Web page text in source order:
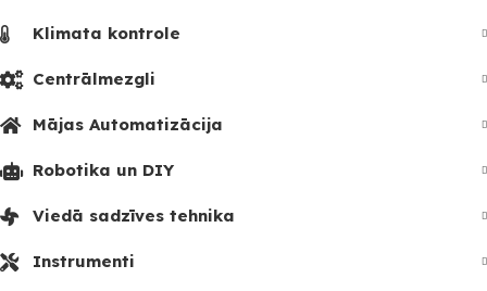
Klimata kontrole
Centrālmezgli
Mājas Automatizācija
Robotika un DIY
Viedā sadzīves tehnika
Instrumenti